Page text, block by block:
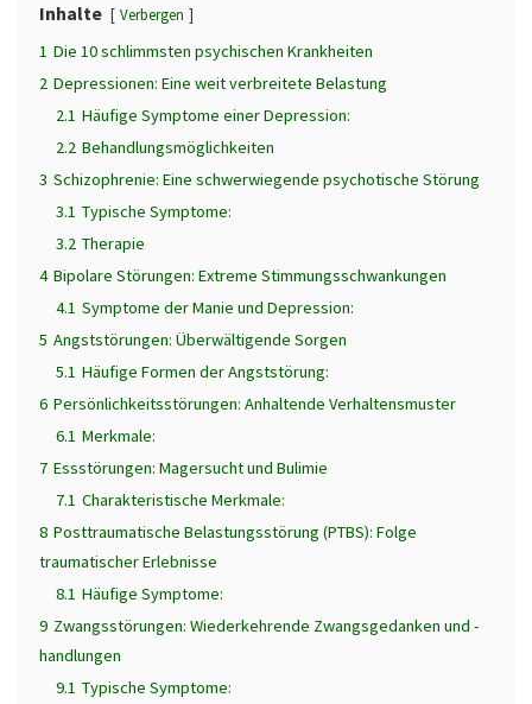
Inhalte Verbergen
1 Die 10 schlimmsten psychischen Krankheiten
2 Depressionen: Eine weit verbreitete Belastung
2.1 Häufige Symptome einer Depression:
2.2 Behandlungsmöglichkeiten
3 Schizophrenie: Eine schwerwiegende psychotische Störung
3.1 Typische Symptome:
3.2 Therapie
4 Bipolare Störungen: Extreme Stimmungsschwankungen
4.1 Symptome der Manie und Depression:
5 Angststörungen: Überwältigende Sorgen
5.1 Häufige Formen der Angststörung:
6 Persönlichkeitsstörungen: Anhaltende Verhaltensmuster
6.1 Merkmale:
7 Essstörungen: Magersucht und Bulimie
7.1 Charakteristische Merkmale:
8 Posttraumatische Belastungsstörung (PTBS): Folge
traumatischer Erlebnisse
8.1 Häufige Symptome:
9 Zwangsstörungen: Wiederkehrende Zwangsgedanken und -
handlungen
9.1 Typische Symptome: